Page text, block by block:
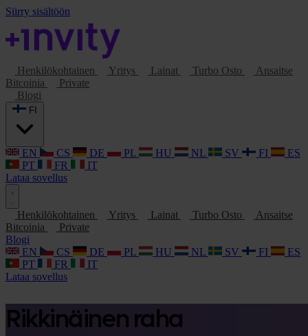
Siirry sisältöön
Henkilökohtainen Yritys Lainat Turbo Osto
Ansaitse
Bitcoinia
Private
Blogi
EN CS DE PL HU NL SV FI
ES
PT
FR
IT
Lataa sovellus
Henkilökohtainen Yritys Lainat Turbo Osto
Ansaitse
Bitcoinia
Private
Blogi
EN
CS DE PL HU NL SV FI
ES
PT
FR
IT
Lataa sovellus
Rikkinäinen raha